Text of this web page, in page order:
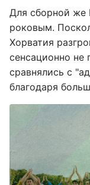
Для сборной же
роковым.
Хорватия
сенсационно не
сравнялись с
благодаря